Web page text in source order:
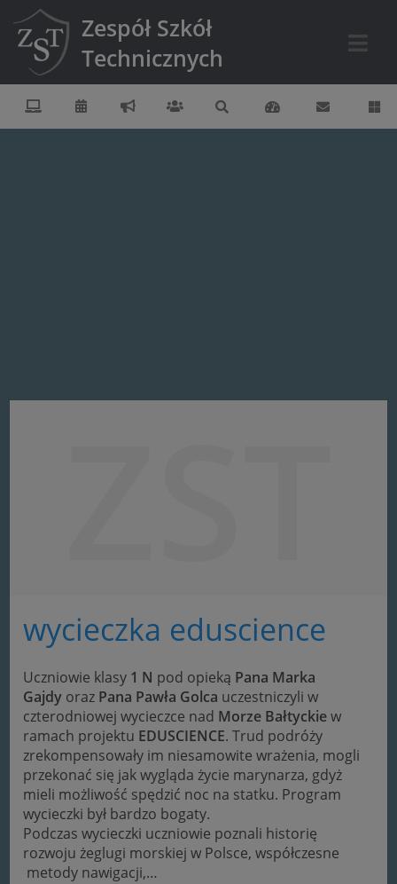
Zespół Szkół
Technicznych
wycieczka eduscience
Uczniowie klasy 1 N pod opieką Pana Marka
Gajdy oraz Pana Pawła Golca uczestniczyli w
czterodniowej wycieczce nad Morze Bałtyckiew
ramach projektu EDUSCIENCE. Trud podróży
zrekompensowały im niesamowite wrażenia, mogli
przekonać się jak wygląda życie marynarza, gdyż
mieli możliwość spędzić noc na statku. Program
wycieczki był bardzo bogaty.
Podczas wycieczki uczniowie poznali historię
rozwoju żeglugi morskiej w Polsce, współczesne
metody nawigacji,…